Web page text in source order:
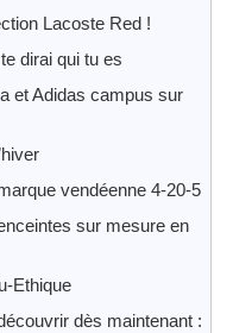
Lacoste Red !
dirai qui tu es
et Adidas campus sur
vendéenne 4-20-5
sur mesure en
Ethique
dès maintenant :